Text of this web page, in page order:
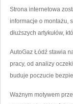
Strona internetowa
informacje o montażu,
dłuższych artykułów,
AutoGaz Łódź stawia
pracy, od analizy
buduje poczucie
Ważnym motywem